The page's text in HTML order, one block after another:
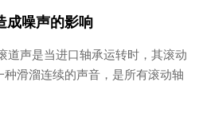
成噪声的影响
道声是当进口轴承运转时，其滚动
滑溜连续的声音，是所有滚动轴